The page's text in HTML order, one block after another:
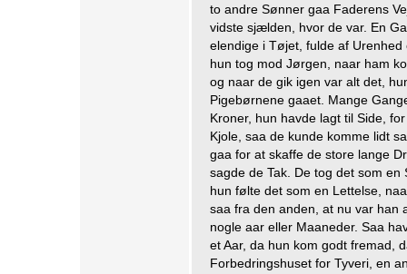
to andre Sønner gaa Faderens
vidste sjælden, hvor de var. En
elendige i Tøjet, fulde af
hun tog mod Jørgen, naar ham
og naar de gik igen var alt det,
Pigebørnene gaaet. Mange
Kroner, hun havde lagt til Side,
Kjole, saa de kunde komme lidt
gaa for at skaffe de store lange
sagde de Tak. De tog det som
hun følte det som en Lettelse,
saa fra den anden, at nu var han
nogle aar eller Maaneder. Saa
et Aar, da hun kom godt fremad,
Forbedringshuset for Tyveri, en